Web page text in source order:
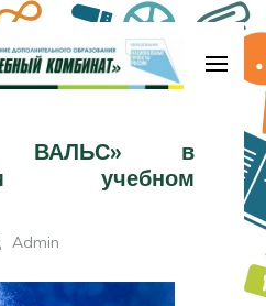
ВАЛЬС» в
учебном
Admin